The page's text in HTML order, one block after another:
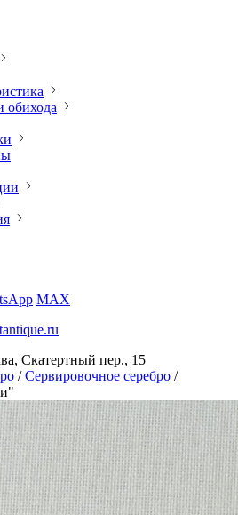
обихода
MAX
Скатертный пер., 15
/ Сервировочное серебро /